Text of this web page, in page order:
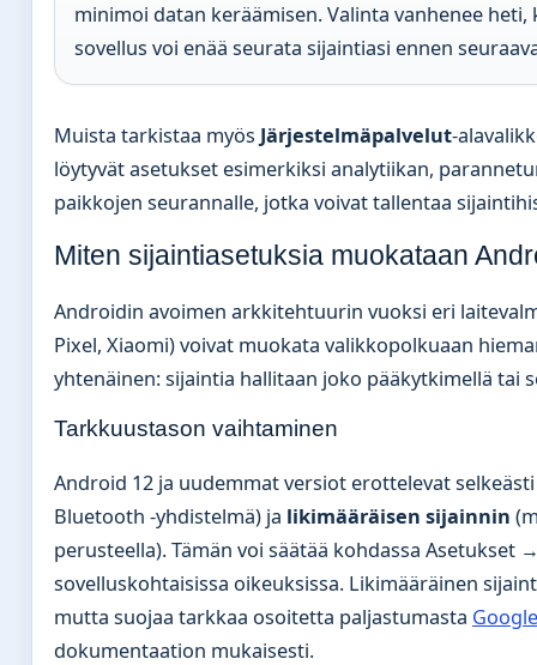
minimoi datan keräämisen. Valinta vanhenee
sovellus voi enää seurata sijaintiasi ennen
Muista tarkistaa myös Järjestelmäpalvelut-
löytyvät asetukset esimerkiksi analytiikan,
paikkojen seurannalle, jotka voivat tallentaa
Miten sijaintiasetuksia muokataan
Androidin avoimen arkkitehtuurin vuoksi eri
Pixel, Xiaomi) voivat muokata valikkopolkuaan
yhtenäinen: sijaintia hallitaan joko pääkytkimellä tai
Tarkkuustason vaihtaminen
Android 12 ja uudemmat versiot erottelevat
Bluetooth -yhdistelmä) ja likimääräisen sijainnin
perusteella). Tämän voi säätää kohdassa Asetukset
sovelluskohtaisissa oikeuksissa. Likimääräinen
mutta suojaa tarkkaa osoitetta paljastumasta
dokumentaation mukaisesti.